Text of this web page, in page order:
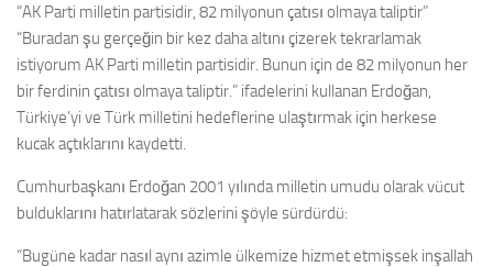
“AK Parti milletin partisidir, 82 milyonun çatısı olmaya taliptir”
“Buradan şu gerçeğin bir kez daha altını çizerek tekrarlamak
istiyorum AK Parti milletin partisidir. Bunun için de 82 milyonun her
bir ferdinin çatısı olmaya taliptir.” ifadelerini kullanan Erdoğan,
Türkiye’yi ve Türk milletini hedeflerine ulaştırmak için herkese
kucak açtıklarını kaydetti.
Cumhurbaşkanı Erdoğan 2001 yılında milletin umudu olarak vücut
bulduklarını hatırlatarak sözlerini şöyle sürdürdü:
“Bugüne kadar nasıl aynı azimle ülkemize hizmet etmişsek inşallah